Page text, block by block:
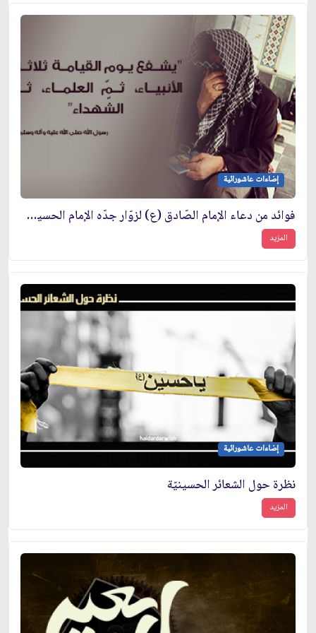
إضاءات عاشورائية
فوائد من دعاء الإمام الصّادق (ع) لزوّار جدّه الإمام الحسين (ع)
المزيد
إضاءات عاشورائية
نظرة حول الشعائر الحسينيّة
المزيد